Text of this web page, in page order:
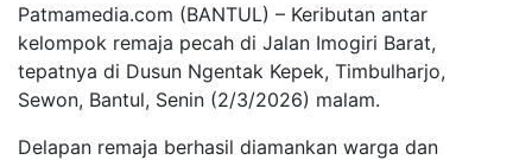
Patmamedia.com (BANTUL) – Keributan antar
kelompok remaja pecah di Jalan Imogiri Barat,
tepatnya di Dusun Ngentak Kepek, Timbulharjo,
Sewon, Bantul, Senin (2/3/2026) malam.
Delapan remaja berhasil diamankan warga dan